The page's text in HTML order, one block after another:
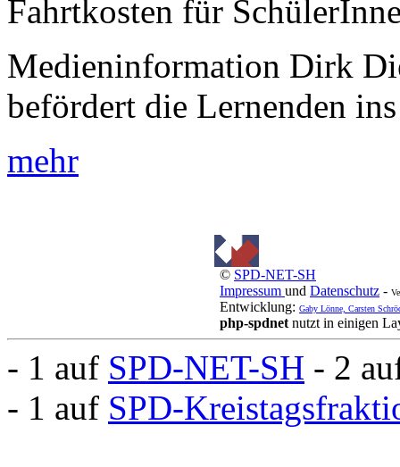
Fahrtkosten für
Medieninformation Dirk
befördert die Lernenden
mehr
© SPD-NET-SH
Impressum und Datenschutz -
Entwicklung: Gaby Lönne, Carsten
php-spdnet nutzt in einigen
- 1 auf SPD-NET-SH - 2
- 1 auf SPD-